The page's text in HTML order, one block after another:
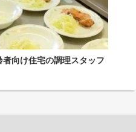
向け住宅の調理スタッフ